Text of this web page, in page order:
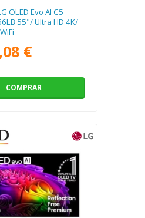
OLED Evo AI C5
55"/ Ultra HD 4K/
€
COMPRAR